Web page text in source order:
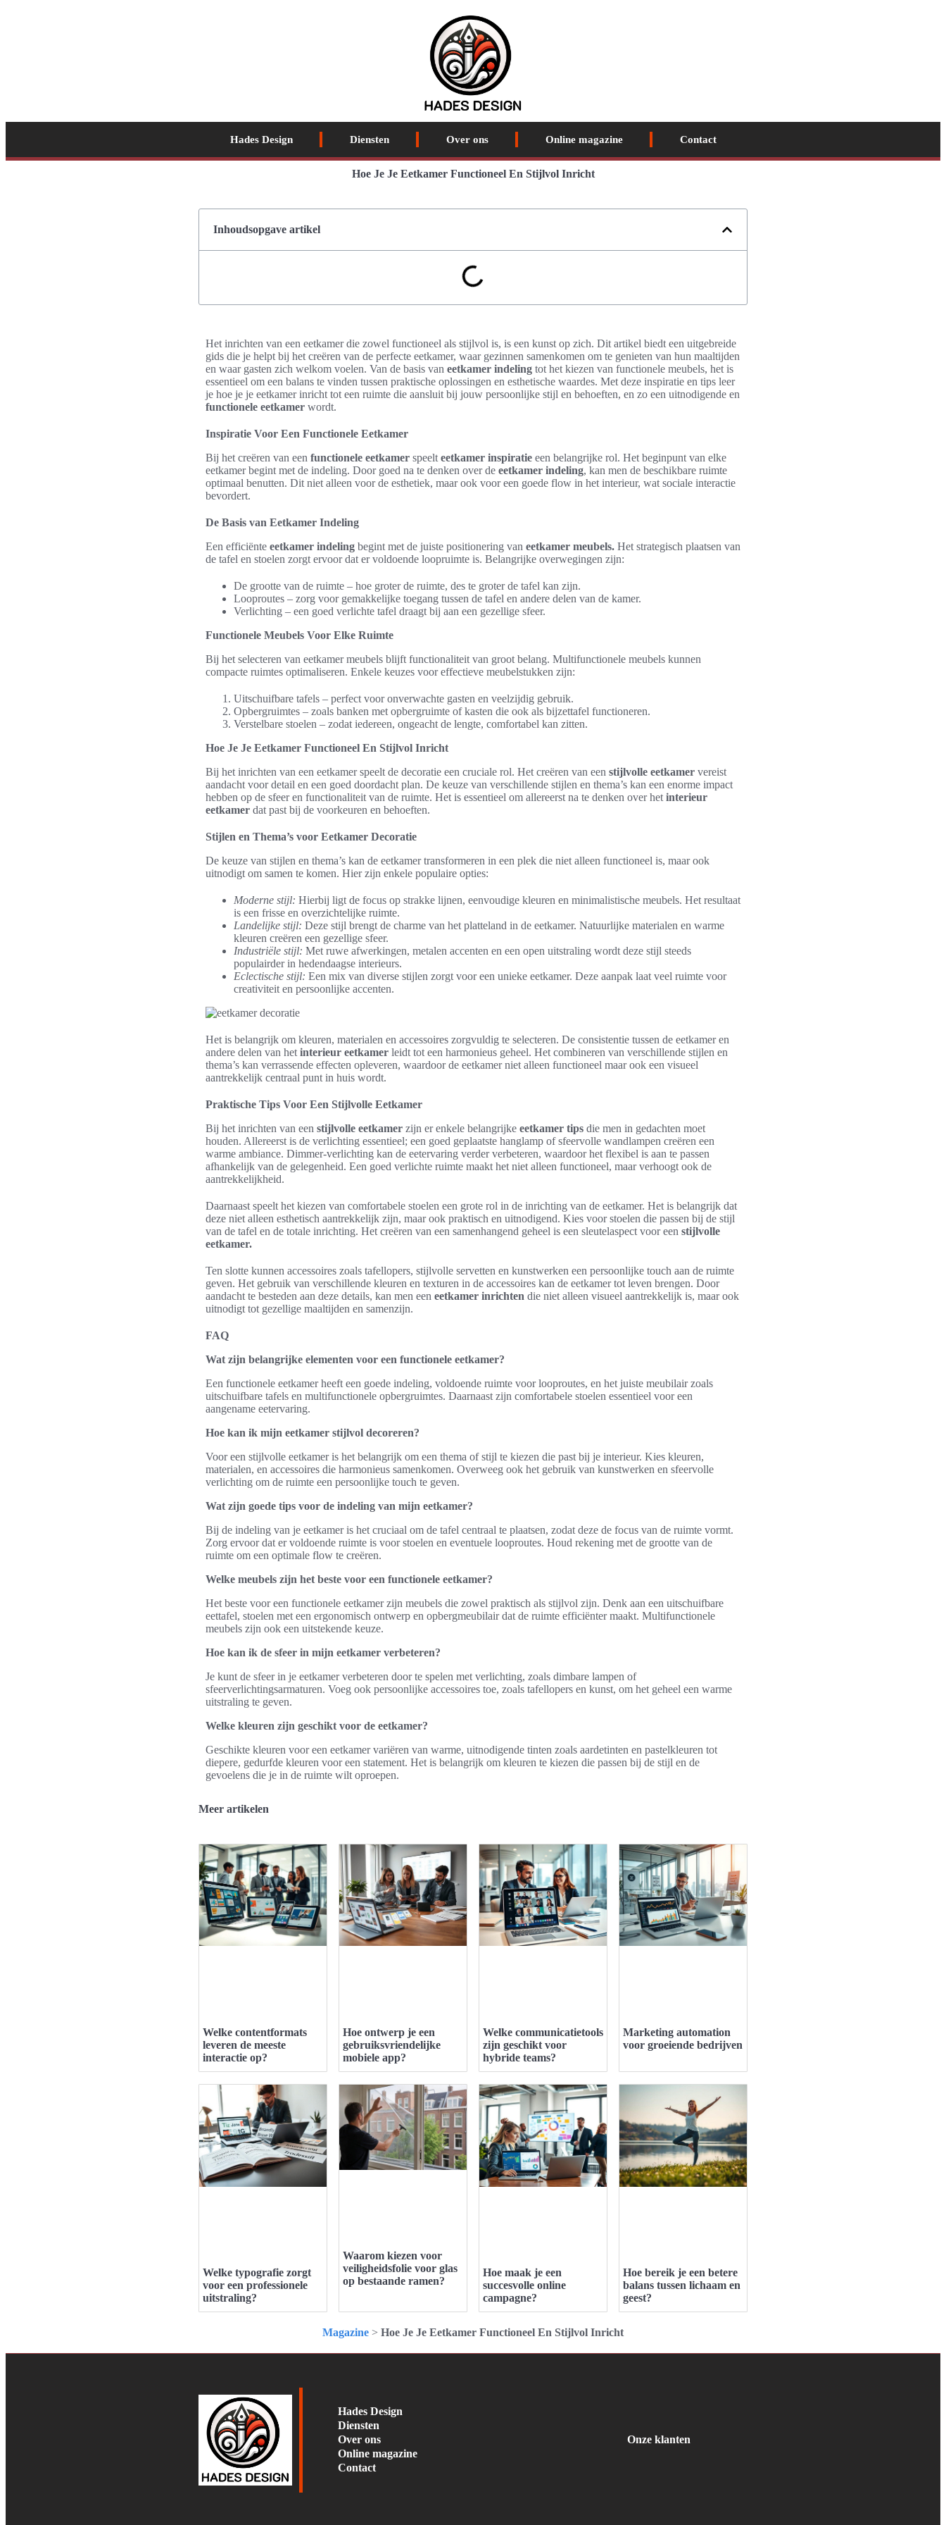
Hades Design Diensten Over ons Online magazine Contact
Hoe Je Je Eetkamer Functioneel En Stijlvol Inricht
Inhoudsopgave artikel
Het inrichten van een eetkamer die zowel functioneel als stijlvol is, is een kunst op zich. Dit artikel biedt een uitgebreide
gids die je helpt bij het creëren van de perfecte eetkamer, waar gezinnen samenkomen om te genieten van hun maaltijden
en waar gasten zich welkom voelen. Van de basis van eetkamer indeling tot het kiezen van functionele meubels, het is
essentieel om een balans te vinden tussen praktische oplossingen en esthetische waardes. Met deze inspiratie en tips leer
je hoe je je eetkamer inricht tot een ruimte die aansluit bij jouw persoonlijke stijl en behoeften, en zo een uitnodigende en
functionele eetkamer wordt.
Inspiratie Voor Een Functionele Eetkamer
Bij het creëren van een functionele eetkamer speelt eetkamer inspiratie een belangrijke rol. Het beginpunt van elke
eetkamer begint met de indeling. Door goed na te denken over de eetkamer indeling, kan men de beschikbare ruimte
optimaal benutten. Dit niet alleen voor de esthetiek, maar ook voor een goede flow in het interieur, wat sociale interactie
bevordert.
De Basis van Eetkamer Indeling
Een efficiënte eetkamer indeling begint met de juiste positionering van eetkamer meubels. Het strategisch plaatsen van
de tafel en stoelen zorgt ervoor dat er voldoende loopruimte is. Belangrijke overwegingen zijn:
De grootte van de ruimte – hoe groter de ruimte, des te groter de tafel kan zijn.
Looproutes – zorg voor gemakkelijke toegang tussen de tafel en andere delen van de kamer.
Verlichting – een goed verlichte tafel draagt bij aan een gezellige sfeer.
Functionele Meubels Voor Elke Ruimte
Bij het selecteren van eetkamer meubels blijft functionaliteit van groot belang. Multifunctionele meubels kunnen
compacte ruimtes optimaliseren. Enkele keuzes voor effectieve meubelstukken zijn:
Uitschuifbare tafels – perfect voor onverwachte gasten en veelzijdig gebruik.
Opbergruimtes – zoals banken met opbergruimte of kasten die ook als bijzettafel functioneren.
Verstelbare stoelen – zodat iedereen, ongeacht de lengte, comfortabel kan zitten.
Hoe Je Je Eetkamer Functioneel En Stijlvol Inricht
Bij het inrichten van een eetkamer speelt de decoratie een cruciale rol. Het creëren van een stijlvolle eetkamer vereist
aandacht voor detail en een goed doordacht plan. De keuze van verschillende stijlen en thema’s kan een enorme impact
hebben op de sfeer en functionaliteit van de ruimte. Het is essentieel om allereerst na te denken over het interieur
eetkamer dat past bij de voorkeuren en behoeften.
Stijlen en Thema’s voor Eetkamer Decoratie
De keuze van stijlen en thema’s kan de eetkamer transformeren in een plek die niet alleen functioneel is, maar ook
uitnodigt om samen te komen. Hier zijn enkele populaire opties:
Moderne stijl: Hierbij ligt de focus op strakke lijnen, eenvoudige kleuren en minimalistische meubels. Het resultaat
is een frisse en overzichtelijke ruimte.
Landelijke stijl: Deze stijl brengt de charme van het platteland in de eetkamer. Natuurlijke materialen en warme
kleuren creëren een gezellige sfeer.
Industriële stijl: Met ruwe afwerkingen, metalen accenten en een open uitstraling wordt deze stijl steeds
populairder in hedendaagse interieurs.
Eclectische stijl: Een mix van diverse stijlen zorgt voor een unieke eetkamer. Deze aanpak laat veel ruimte voor
creativiteit en persoonlijke accenten.
Het is belangrijk om kleuren, materialen en accessoires zorgvuldig te selecteren. De consistentie tussen de eetkamer en
andere delen van het interieur eetkamer leidt tot een harmonieus geheel. Het combineren van verschillende stijlen en
thema’s kan verrassende effecten opleveren, waardoor de eetkamer niet alleen functioneel maar ook een visueel
aantrekkelijk centraal punt in huis wordt.
Praktische Tips Voor Een Stijlvolle Eetkamer
Bij het inrichten van een stijlvolle eetkamer zijn er enkele belangrijke eetkamer tips die men in gedachten moet
houden. Allereerst is de verlichting essentieel; een goed geplaatste hanglamp of sfeervolle wandlampen creëren een
warme ambiance. Dimmer-verlichting kan de eetervaring verder verbeteren, waardoor het flexibel is aan te passen
afhankelijk van de gelegenheid. Een goed verlichte ruimte maakt het niet alleen functioneel, maar verhoogt ook de
aantrekkelijkheid.
Daarnaast speelt het kiezen van comfortabele stoelen een grote rol in de inrichting van de eetkamer. Het is belangrijk dat
deze niet alleen esthetisch aantrekkelijk zijn, maar ook praktisch en uitnodigend. Kies voor stoelen die passen bij de stijl
van de tafel en de totale inrichting. Het creëren van een samenhangend geheel is een sleutelaspect voor een stijlvolle
eetkamer.
Ten slotte kunnen accessoires zoals tafellopers, stijlvolle servetten en kunstwerken een persoonlijke touch aan de ruimte
geven. Het gebruik van verschillende kleuren en texturen in de accessoires kan de eetkamer tot leven brengen. Door
aandacht te besteden aan deze details, kan men een eetkamer inrichten die niet alleen visueel aantrekkelijk is, maar ook
uitnodigt tot gezellige maaltijden en samenzijn.
FAQ
Wat zijn belangrijke elementen voor een functionele eetkamer?
Een functionele eetkamer heeft een goede indeling, voldoende ruimte voor looproutes, en het juiste meubilair zoals
uitschuifbare tafels en multifunctionele opbergruimtes. Daarnaast zijn comfortabele stoelen essentieel voor een
aangename eetervaring.
Hoe kan ik mijn eetkamer stijlvol decoreren?
Voor een stijlvolle eetkamer is het belangrijk om een thema of stijl te kiezen die past bij je interieur. Kies kleuren,
materialen, en accessoires die harmonieus samenkomen. Overweeg ook het gebruik van kunstwerken en sfeervolle
verlichting om de ruimte een persoonlijke touch te geven.
Wat zijn goede tips voor de indeling van mijn eetkamer?
Bij de indeling van je eetkamer is het cruciaal om de tafel centraal te plaatsen, zodat deze de focus van de ruimte vormt.
Zorg ervoor dat er voldoende ruimte is voor stoelen en eventuele looproutes. Houd rekening met de grootte van de
ruimte om een optimale flow te creëren.
Welke meubels zijn het beste voor een functionele eetkamer?
Het beste voor een functionele eetkamer zijn meubels die zowel praktisch als stijlvol zijn. Denk aan een uitschuifbare
eettafel, stoelen met een ergonomisch ontwerp en opbergmeubilair dat de ruimte efficiënter maakt. Multifunctionele
meubels zijn ook een uitstekende keuze.
Hoe kan ik de sfeer in mijn eetkamer verbeteren?
Je kunt de sfeer in je eetkamer verbeteren door te spelen met verlichting, zoals dimbare lampen of
sfeerverlichtingsarmaturen. Voeg ook persoonlijke accessoires toe, zoals tafellopers en kunst, om het geheel een warme
uitstraling te geven.
Welke kleuren zijn geschikt voor de eetkamer?
Geschikte kleuren voor een eetkamer variëren van warme, uitnodigende tinten zoals aardetinten en pastelkleuren tot
diepere, gedurfde kleuren voor een statement. Het is belangrijk om kleuren te kiezen die passen bij de stijl en de
gevoelens die je in de ruimte wilt oproepen.
Meer artikelen
Welke contentformats
leveren de meeste
interactie op?
Hoe ontwerp je een
gebruiksvriendelijke
mobiele app?
Welke communicatietools
zijn geschikt voor
hybride teams?
Marketing automation
voor groeiende bedrijven
Welke typografie zorgt
voor een professionele
uitstraling?
Waarom kiezen voor
veiligheidsfolie voor glas
op bestaande ramen?
Hoe maak je een
succesvolle online
campagne?
Hoe bereik je een betere
balans tussen lichaam en
geest?
Magazine > Hoe Je Je Eetkamer Functioneel En Stijlvol Inricht
Hades Design
Diensten
Over ons
Online magazine
Contact
Onze klanten